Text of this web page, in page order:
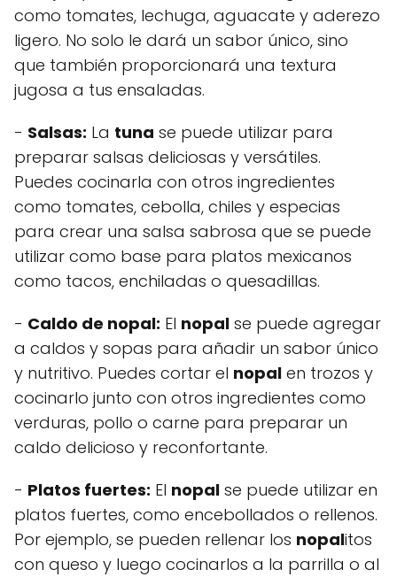
como tomates, lechuga, aguacate y aderezo
ligero. No solo le dará un sabor único, sino
que también proporcionará una textura
jugosa a tus ensaladas.
- Salsas: La tuna se puede utilizar para
preparar salsas deliciosas y versátiles.
Puedes cocinarla con otros ingredientes
como tomates, cebolla, chiles y especias
para crear una salsa sabrosa que se puede
utilizar como base para platos mexicanos
como tacos, enchiladas o quesadillas.
- Caldo de nopal: El nopal se puede agregar
a caldos y sopas para añadir un sabor único
y nutritivo. Puedes cortar el nopal en trozos y
cocinarlo junto con otros ingredientes como
verduras, pollo o carne para preparar un
caldo delicioso y reconfortante.
- Platos fuertes: El nopal se puede utilizar en
platos fuertes, como encebollados o rellenos.
Por ejemplo, se pueden rellenar los nopalitos
con queso y luego cocinarlos a la parrilla o al